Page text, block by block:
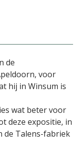
de
voor
hij in Winsum is
wat beter voor
deze expositie, in
de Talens-fabriek